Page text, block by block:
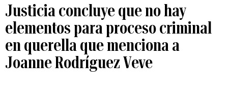
Justicia concluye que no hay
elementos para proceso criminal
en querella que menciona a
Joanne Rodríguez Veve